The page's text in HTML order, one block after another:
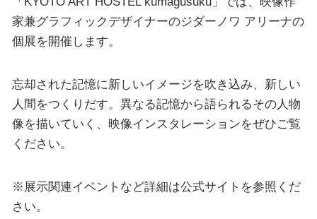
家兼グラフィックデザイナーのジダーノワ アリーナの
個展を開催します。
忘却された記憶に新しいイメージを吹き込み、新しい
人間をつくりだす。異なる記憶から語られるその人物
像を描いていく、映像インスタレーションをぜひご覧
ください。
※展示関連イベントなど詳細は公式サイトを参照くだ
さい。